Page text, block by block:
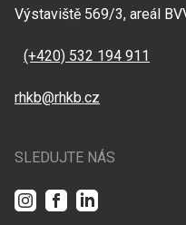
Výstaviště 569/3, areál
(+420) 532 194 911
rhkb@rhkb.cz
SLEDUJTE NÁS
InstagramFacebookLinkedIn